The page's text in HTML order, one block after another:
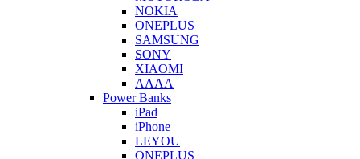
NOKIA
ONEPLUS
SAMSUNG
SONY
XIAOMI
ΑΛΛΑ
Power Banks
iPad
iPhone
LEYOU
ONEPLUS